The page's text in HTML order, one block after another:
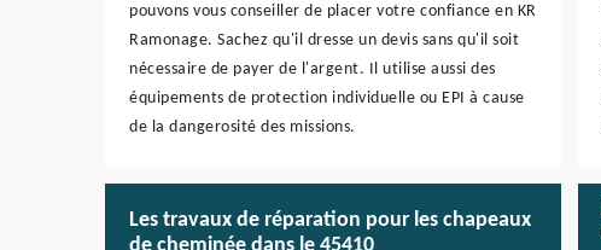
pouvons vous conseiller de placer votre confiance en KR
Ramonage. Sachez qu'il dresse un devis sans qu'il soit
nécessaire de payer de l'argent. Il utilise aussi des
équipements de protection individuelle ou EPI à cause
de la dangerosité des missions.
Les travaux de réparation pour les chapeaux